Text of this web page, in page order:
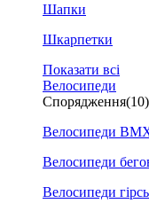
Шапки
Шкарпетки
Показати всі
Велосипеди
Спорядження(10)
Велосипеди
Велосипеди
Велосипеди